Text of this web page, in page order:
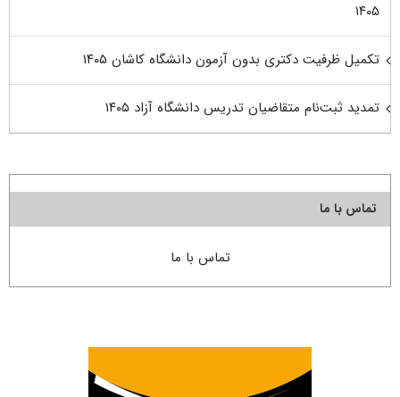
۱۴۰۵
تکمیل ظرفیت دکتری بدون آزمون دانشگاه کاشان ۱۴۰۵
تمدید ثبت‌نام متقاضیان تدریس دانشگاه آزاد ۱۴۰۵
تماس با ما
تماس با ما